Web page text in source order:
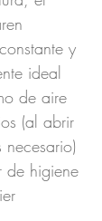
y
ideal
de aire
(al abrir
de higiene